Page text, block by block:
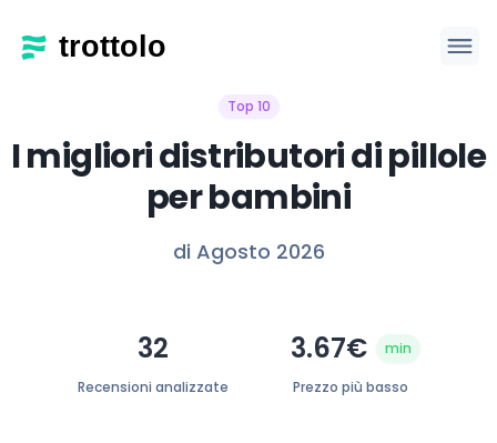
Top 10
I migliori distributori di pillole
per bambini
di Agosto 2026
32
Recensioni analizzate
3.67€ min
Prezzo più basso